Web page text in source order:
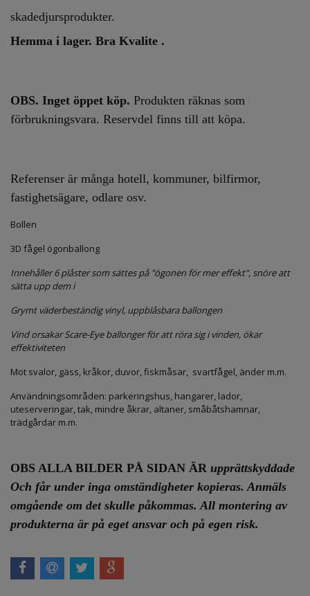
skadedjursprodukter.
Hemma i lager. Bra Kvalite .
OBS. Inget öppet köp. Produkten räknas som
förbrukningsvara. Reservdel finns till att köpa.
Referenser är många hotell, kommuner, bilfirmor,
fastighetsägare, odlare osv.
Bollen
3D fågel ögonballong
Innehåller 6 plåster som sättes på "ögonen för mer effekt", snöre att
sätta upp dem i
Grymt väderbeständig vinyl, uppblåsbara ballongen
Vind orsakar Scare-Eye ballonger för att röra sig i vinden, ökar
effektiviteten
Mot svalor, gäss, kråkor, duvor, fiskmåsar, svartfågel, änder m.m.
Användningsområden: parkeringshus, hangarer, lador,
uteserveringar, tak, mindre åkrar, altaner, småbåtshamnar,
trädgårdar m.m.
OBS ALLA BILDER PÅ SIDAN ÄR upprättskyddade
Och får under inga omständigheter kopieras. Anmäls
omgående om det skulle påkommas. All montering av
produkterna är på eget ansvar och på egen risk.